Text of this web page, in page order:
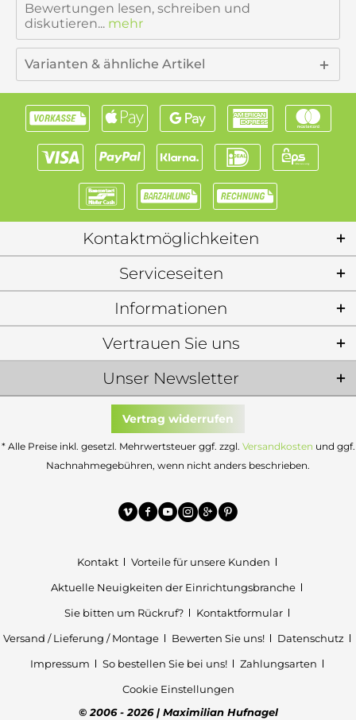
Bewertungen lesen, schreiben und
diskutieren... mehr
Varianten & ähnliche Artikel
Kontaktmöglichkeiten
Serviceseiten
Informationen
Unser Newsletter
Vertrauen Sie uns
Vertrag widerrufen
* Alle Preise inkl. gesetzl. Mehrwertsteuer ggf. zzgl. Versandkosten und ggf.
Nachnahmegebühren, wenn nicht anders beschrieben.
Kontakt
Vorteile für unsere Kunden
Aktuelle Neuigkeiten der Einrichtungsbranche
Sie bitten um Rückruf?
Kontaktformular
Versand / Lieferung / Montage
Bewerten Sie uns!
Datenschutz
Impressum
So bestellen Sie bei uns!
Zahlungsarten
Cookie Einstellungen
© 2006 - 2026 | Maximilian Hufnagel